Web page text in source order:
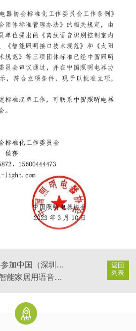
返回
列表
轻生活科技将参加中国（深圳）照明产业链科技创新展览会
IEEE P2899 智能家居用语音识别与交互系统系列标准顺利启动